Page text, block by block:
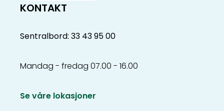
KONTAKT
Sentralbord: 33 43 95 00
Mandag - fredag 07.00 - 16.00
Se våre lokasjoner